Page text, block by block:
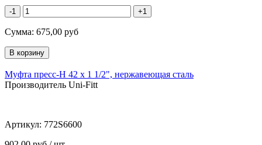
-1 +1
Сумма: 675,00 руб
Муфта пресс-Н 42 х 1 1/2", нержавеющая сталь
Производитель Uni-Fitt
Артикул: 772S6600